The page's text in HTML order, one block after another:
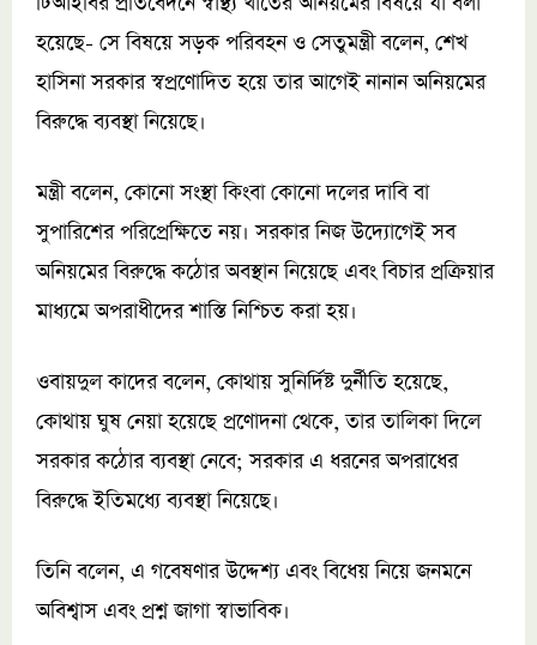
হয়েছে- সে বিষয়ে সড়ক পরিবহন ও সেতুমন্ত্রী বলেন, শেখ
হাসিনা সরকার স্বপ্রণোদিত হয়ে তার আগেই নানান অনিয়মের
বিরুদ্ধে ব্যবস্থা নিয়েছে।
মন্ত্রী বলেন, কোনো সংস্থা কিংবা কোনো দলের দাবি বা
সুপারিশের পরিপ্রেক্ষিতে নয়। সরকার নিজ উদ্যোগেই সব
অনিয়মের বিরুদ্ধে কঠোর অবস্থান নিয়েছে এবং বিচার প্রক্রিয়ার
মাধ্যমে অপরাধীদের শাস্তি নিশ্চিত করা হয়।
ওবায়দুল কাদের বলেন, কোথায় সুনির্দিষ্ট দুর্নীতি হয়েছে,
কোথায় ঘুষ নেয়া হয়েছে প্রণোদনা থেকে, তার তালিকা দিলে
সরকার কঠোর ব্যবস্থা নেবে; সরকার এ ধরনের অপরাধের
বিরুদ্ধে ইতিমধ্যে ব্যবস্থা নিয়েছে।
তিনি বলেন, এ গবেষণার উদ্দেশ্য এবং বিধেয় নিয়ে জনমনে
অবিশ্বাস এবং প্রশ্ন জাগা স্বাভাবিক।